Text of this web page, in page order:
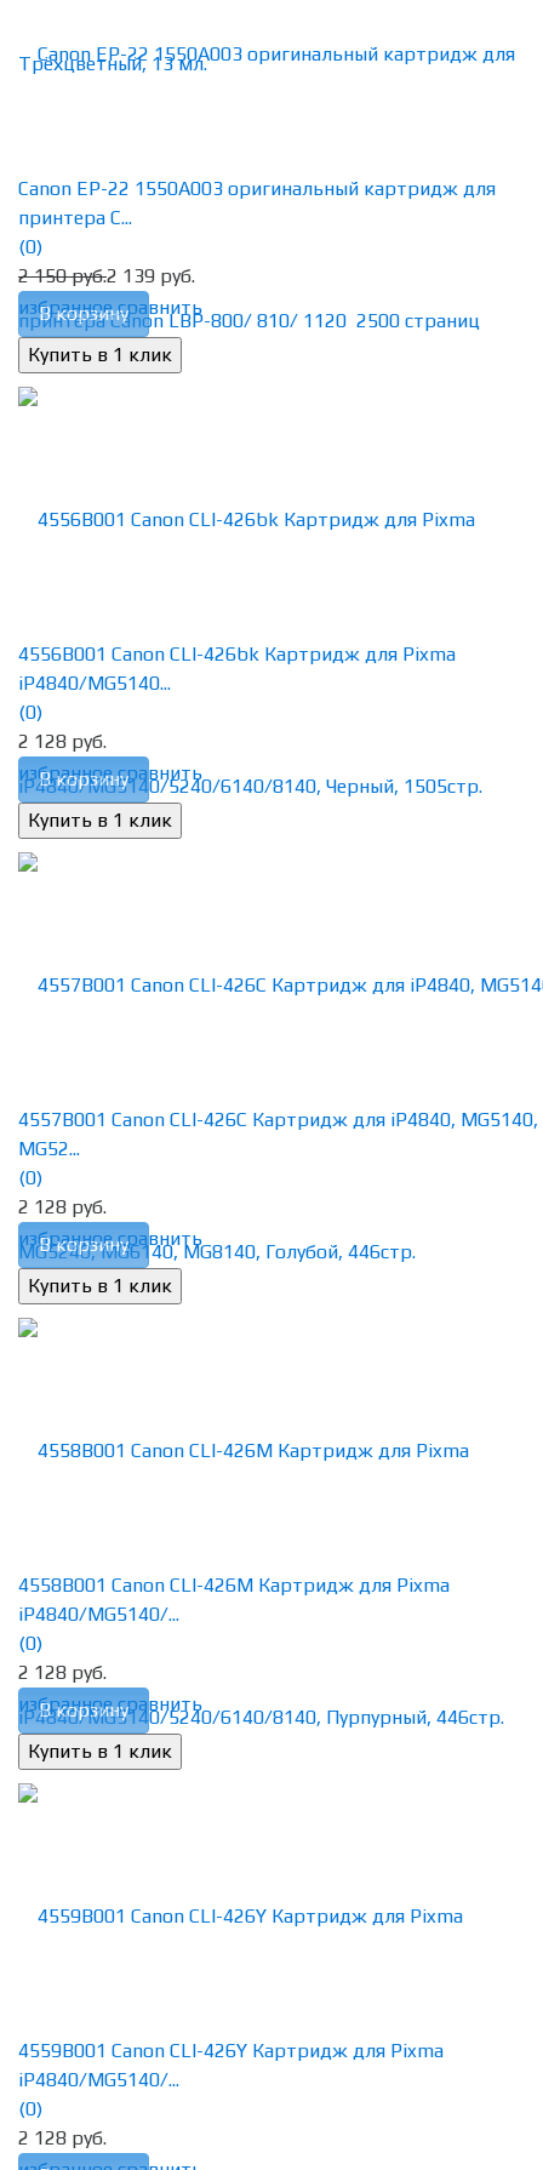
избранное сравнить
Canon EP-22 1550A003 оригинальный картридж для
принтера C...
(0)
2 150 руб.2 139 руб.
В корзину
избранное сравнить
4556B001 Canon CLI-426bk Картридж для Pixma
iP4840/MG5140...
(0)
2 128 руб.
В корзину
избранное сравнить
4557B001 Canon CLI-426C Картридж для iP4840, MG5140,
MG52...
(0)
2 128 руб.
В корзину
избранное сравнить
4558B001 Canon CLI-426M Картридж для Pixma
iP4840/MG5140/...
(0)
2 128 руб.
В корзину
4559B001 Canon CLI-426Y Картридж для Pixma
iP4840/MG5140/...
(0)
2 128 руб.